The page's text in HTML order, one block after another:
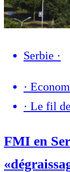
Serbie ·
·
· Le fil
FMI en